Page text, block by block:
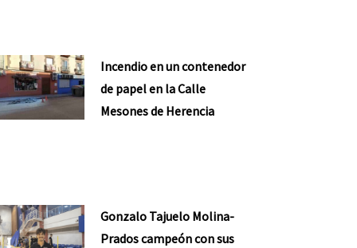
Incendio en un contenedor
de papel en la Calle
Mesones de Herencia
Gonzalo Tajuelo Molina-
Prados campeón con sus